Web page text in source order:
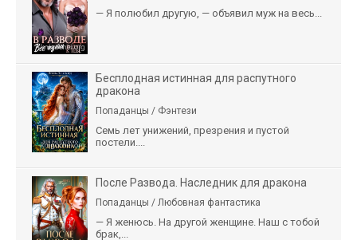
— Я полюбил другую, — объявил муж на весь...
Бесплодная истинная для распутного
дракона
Попаданцы / Фэнтези
Семь лет унижений, презрения и пустой
постели....
После Развода. Наследник для дракона
Попаданцы / Любовная фантастика
— Я женюсь. На другой женщине. Наш с тобой
брак,...